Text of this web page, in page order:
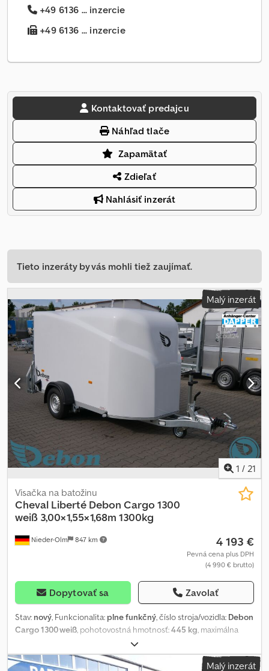
+49 6136 ... inzercie
+49 6136 ... inzercie
Kontaktovať predajcu
Náhľad tlače
Zapamätať
Zdieľať
Nahlásiť inzerát
Tieto inzeráty by vás mohli tiež zaujímať.
Malý inzerát
1 / 21
Nieder-Olm 847 km
Visačka na batožinu
Cheval Liberté Debon Cargo 1300
weiß 3,00×1,55×1,68m 1300kg
4 193 €
Pevná cena plus DPH
(4 990 € brutto)
Dopytovať sa Zavolať
Stav: nový, Funkcionalita: plne funkčný, číslo stroja/vozidla: Debon
Cargo 1300 weiß , pohotovostná hmotnosť:445 kg , maximálna
, celková hmotnosť:
konfigurácia náprav:1 náprava, povolené zaťaženie nápravy
(náprava 1):1 300 kg, dĺžka ložného priestoru: 3 000 mm, šírka
Malý inzerát